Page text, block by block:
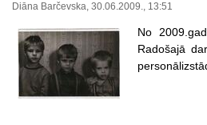
Diāna Barčevska, 30.06.2009., 13:51
No
Radošajā